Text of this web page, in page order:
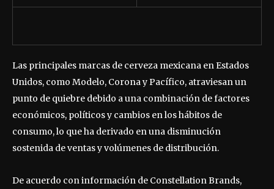
Las principales marcas de cerveza mexicana en Estados
Unidos, como Modelo, Corona y Pacífico, atraviesan un
punto de quiebre debido a una combinación de factores
económicos, políticos y cambios en los hábitos de
consumo, lo que ha derivado en una disminución
sostenida de ventas y volúmenes de distribución.
De acuerdo con información de Constellation Brands,